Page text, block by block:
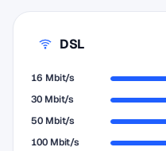
DSL
16 Mbit/s
30 Mbit/s
50 Mbit/s
100 Mbit/s